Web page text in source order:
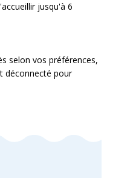
jusqu'à 6
selon vos préférences,
déconnecté pour